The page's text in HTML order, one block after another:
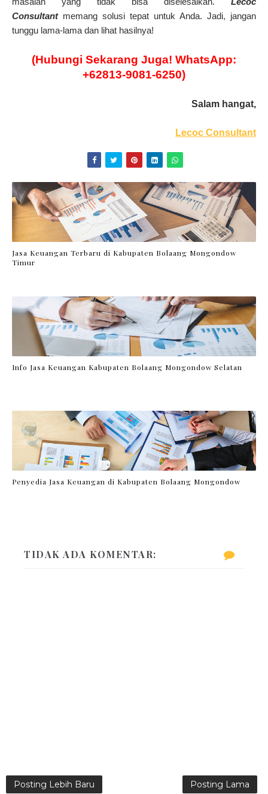
Consultantmemang solusi tepat untuk Anda. Jadi, jangan
tunggu lama-lama dan lihat hasilnya!
(Hubungi Sekarang Juga! WhatsApp:
+62813-9081-6250)
Salam hangat,
Lecoc Consultant
Jasa Keuangan Terbaru di Kabupaten Bolaang Mongondow
Timur
Info Jasa Keuangan Kabupaten Bolaang Mongondow Selatan
Penyedia Jasa Keuangan di Kabupaten Bolaang Mongondow
TIDAK ADA KOMENTAR:
Posting Lebih Baru Posting Lama